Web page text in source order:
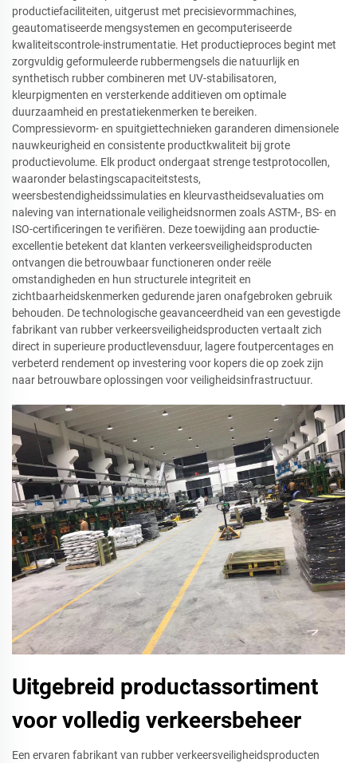
productiefaciliteiten, uitgerust met precisievormmachines,
geautomatiseerde mengsystemen en gecomputeriseerde
kwaliteitscontrole-instrumentatie. Het productieproces begint met
zorgvuldig geformuleerde rubbermengsels die natuurlijk en
synthetisch rubber combineren met UV-stabilisatoren,
kleurpigmenten en versterkende additieven om optimale
duurzaamheid en prestatiekenmerken te bereiken.
Compressievorm- en spuitgiettechnieken garanderen dimensionele
nauwkeurigheid en consistente productkwaliteit bij grote
productievolume. Elk product ondergaat strenge testprotocollen,
waaronder belastingscapaciteitstests,
weersbestendigheidssimulaties en kleurvastheidsevaluaties om
naleving van internationale veiligheidsnormen zoals ASTM-, BS- en
ISO-certificeringen te verifiëren. Deze toewijding aan productie-
excellentie betekent dat klanten verkeersveiligheidsproducten
ontvangen die betrouwbaar functioneren onder reële
omstandigheden en hun structurele integriteit en
zichtbaarheidskenmerken gedurende jaren onafgebroken gebruik
behouden. De technologische geavanceerdheid van een gevestigde
fabrikant van rubber verkeersveiligheidsproducten vertaalt zich
direct in superieure productlevensduur, lagere foutpercentages en
verbeterd rendement op investering voor kopers die op zoek zijn
naar betrouwbare oplossingen voor veiligheidsinfrastructuur.
Uitgebreid productassortiment
voor volledig verkeersbeheer
Een ervaren fabrikant van rubber verkeersveiligheidsproducten